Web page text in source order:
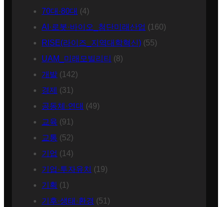
70대·80대 (4)
AI·로봇·바이오_첨단미래산업 (160)
RISE(라이즈_지역대학혁신) (55)
UAM_미래모빌리티 (8)
개발 (142)
경제 (31)
공동체·연대 (49)
교육 (91)
교통 (52)
기업 (14)
기업·투자유치
(19)
기획 (1)
기후·생태·환경 (51)